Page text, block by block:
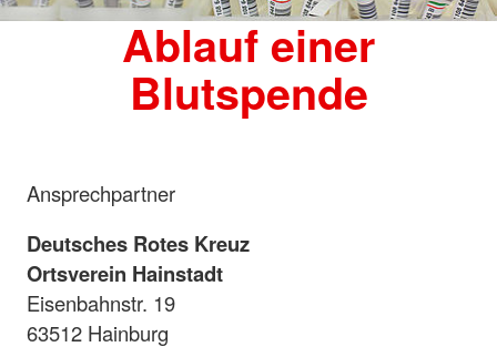
Ablauf einer
Blutspende
Ansprechpartner
Deutsches Rotes Kreuz
Ortsverein Hainstadt
Eisenbahnstr. 19
63512 Hainburg